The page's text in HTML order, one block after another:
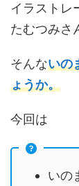
イラストレ
たむつみさ
そんないの
ょうか。
今回は
いの